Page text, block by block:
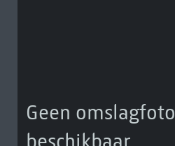
Geen omslagfoto